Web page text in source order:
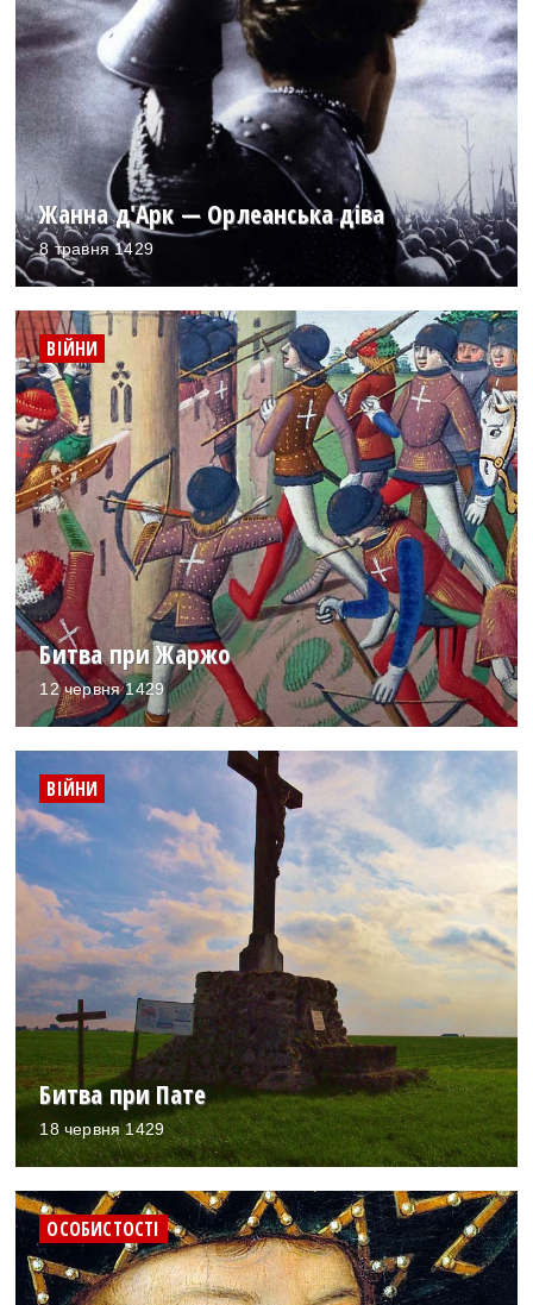
Жанна д'Арк — Орлеанська діва
8 травня 1429
ВІЙНИ
Битва при Жаржо
12 червня 1429
ВІЙНИ
Битва при Пате
18 червня 1429
ОСОБИСТОСТІ